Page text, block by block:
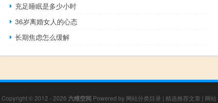
充足睡眠是多少小时
36岁离婚女人的心态
长期焦虑怎么缓解
Copyright © 2012 - 2026 六维空间 Powered by 网站分类目录 | 精选推荐文章 | 网站